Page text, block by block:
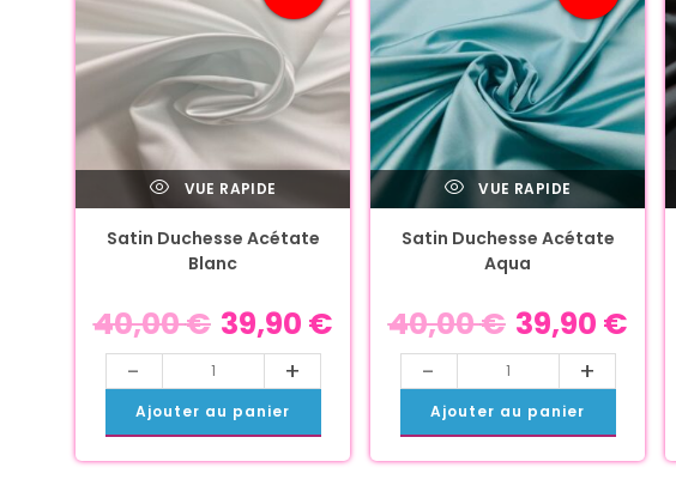
VUE RAPIDE
Satin Duchesse Acétate
Blanc
40,00€ 39,90 €
- +
Ajouter au panier
VUE RAPIDE
Satin Duchesse Acétate
Aqua
40,00€ 39,90 €
- +
Ajouter au panier